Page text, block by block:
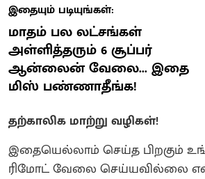
இதையும் படியுங்கள்:
மாதம் பல லட்சங்கள்
அள்ளித்தரும் 6 சூப்பர்
ஆன்லைன் வேலை... இதை
மிஸ் பண்ணாதீங்க!
தற்காலிக மாற்று வழிகள்!
இதையெல்லாம் செய்த பிறகும்
ரிமோட் வேலை செய்யவில்லை